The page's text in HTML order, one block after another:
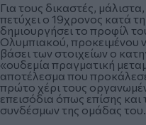
Για τους δικαστές,
πετύχει ο 19χρονος κατά
δημιουργήσει το προφίλ
Ολυμπιακού, προκειμένου
βάσει των στοιχείων ο
«ουδεμία πραγματική
αποτέλεσμα που
πρώτο χέρι τους
επεισόδια όπως επίσης
συνδέσμων της ομάδας του.